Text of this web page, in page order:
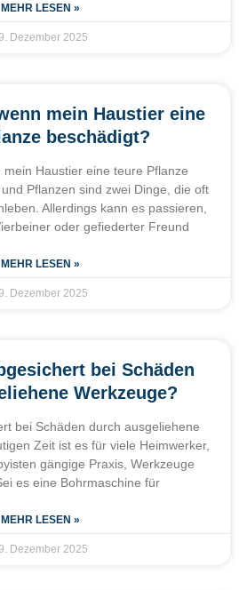
MEHR LESEN »
Dezember 2025
mein Haustier eine
beschädigt?
mein Haustier eine teure Pflanze
Pflanzen sind zwei Dinge, die oft
Allerdings kann es passieren,
oder gefiederter Freund
MEHR LESEN »
Dezember 2025
bei Schäden
Werkzeuge?
bei Schäden durch ausgeliehene
Zeit ist es für viele Heimwerker,
gängige Praxis, Werkzeuge
es eine Bohrmaschine für
MEHR LESEN »
Dezember 2025